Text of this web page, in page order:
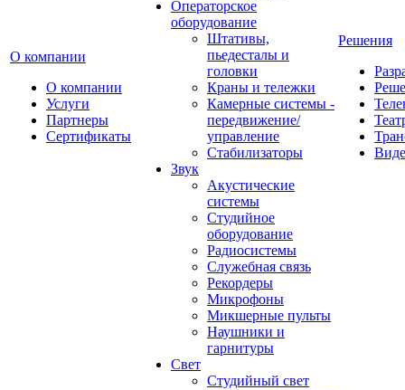
О компании
О компании
Услуги
Партнеры
Сертификаты
Операторское
оборудование
Штативы,
пьедесталы и
головки
Краны и тележки
Камерные системы -
передвижение/
управление
Стабилизаторы
Звук
Акустические
системы
Студийное
оборудование
Радиосистемы
Служебная связь
Рекордеры
Микрофоны
Микшерные пульты
Наушники и
гарнитуры
Свет
Студийный свет
Решения